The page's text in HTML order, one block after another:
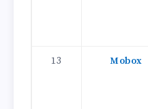
13 Mobox